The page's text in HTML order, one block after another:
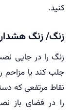
کنید.
زنگ/ زنگ
زنگ را در جایی
جلب کند یا مزاحم
نقاط مرتفعی که
را در فضای باز